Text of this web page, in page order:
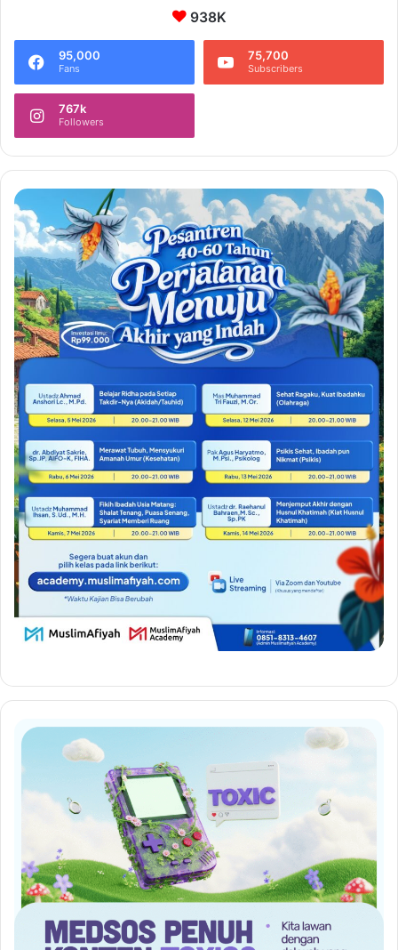
938K
95,000
Fans
75,700
Subscribers
767k
Followers